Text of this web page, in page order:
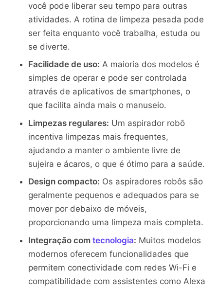
você pode liberar seu tempo para outras
atividades. A rotina de limpeza pesada pode
ser feita enquanto você trabalha, estuda ou
se diverte.
Facilidade de uso: A maioria dos modelos é
simples de operar e pode ser controlada
através de aplicativos de smartphones, o
que facilita ainda mais o manuseio.
Limpezas regulares: Um aspirador robô
incentiva limpezas mais frequentes,
ajudando a manter o ambiente livre de
sujeira e ácaros, o que é ótimo para a saúde.
Design compacto: Os aspiradores robôs são
geralmente pequenos e adequados para se
mover por debaixo de móveis,
proporcionando uma limpeza mais completa.
Integração com tecnologia: Muitos modelos
modernos oferecem funcionalidades que
permitem conectividade com redes Wi-Fi e
compatibilidade com assistentes como Alexa